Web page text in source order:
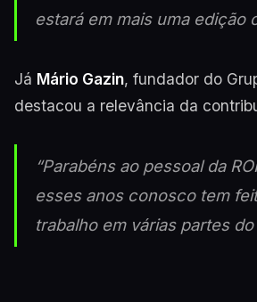
estará em mais uma edição
Já Mário Gazin, fundador do
destacou a relevância da
“Parabéns ao pessoal da
esses anos conosco tem
trabalho em várias partes do